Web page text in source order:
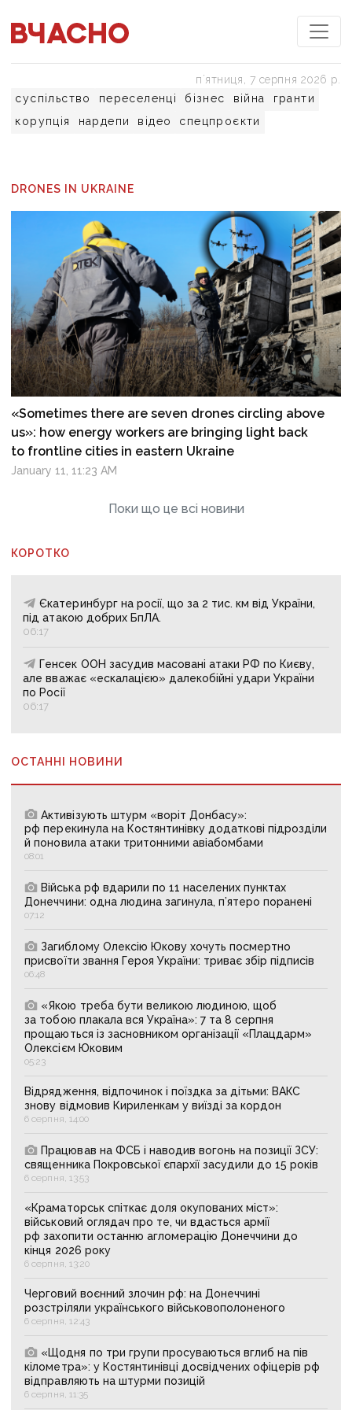
суспільство переселенці бізнес війна
гранти
корупція
нардепи відео спецпроєкти
пʼятниця, 7 серпня 2026 р.
DRONES IN UKRAINE
«Sometimes there are seven drones circling above
us»: how energy workers are bringing light back
to frontline cities in eastern Ukraine
January 11, 11:23 AM
Поки що це всі новини
КОРОТКО
Єкатеринбург на росії, що за 2 тис. км від України,
під атакою добрих БпЛА.
06:17
Генсек ООН засудив масовані атаки РФ по Києву,
але вважає «ескалацією» далекобійні удари України
по Росії
06:17
ОСТАННІ НОВИНИ
Активізують штурм «воріт Донбасу»:
рф перекинула на Костянтинівку додаткові підрозділи
й поновила атаки тритонними авіабомбами
08:01
Війська рф вдарили по 11 населених пунктах
Донеччини: одна людина загинула, п’ятеро поранені
07:12
Загиблому Олексію Юкову хочуть посмертно
присвоїти звання Героя України: триває збір підписів
06:48
«Якою треба бути великою людиною, щоб
за тобою плакала вся Україна»: 7 та 8 серпня
прощаються із засновником організації «Плацдарм»
Олексієм Юковим
05:23
Відрядження, відпочинок і поїздка за дітьми: ВАКС
знову відмовив Кириленкам у виїзді за кордон
6 серпня, 14:00
Працював на ФСБ і наводив вогонь на позиції ЗСУ:
священника Покровської єпархії засудили до 15 років
6 серпня, 13:53
«Краматорськ спіткає доля окупованих міст»:
військовий оглядач про те, чи вдасться армії
рф захопити останню агломерацію Донеччини до
кінця 2026 року
6 серпня, 13:20
Черговий воєнний злочин рф: на Донеччині
розстріляли українського військовополоненого
6 серпня, 12:43
«Щодня по три групи просуваються вглиб на пів
кілометра»: у Костянтинівці досвідчених офіцерів рф
відправляють на штурми позицій
6 серпня, 11:35